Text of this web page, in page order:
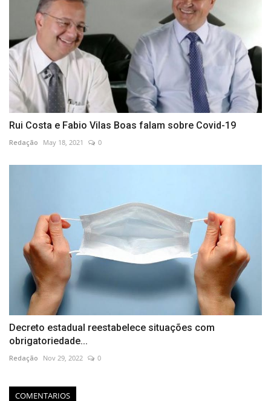
Rui Costa e Fabio Vilas Boas falam sobre Covid-19
Redação May 18, 2021 0
Decreto estadual reestabelece situações com
obrigatoriedade...
Redação Nov 29, 2022 0
COMENTARIOS